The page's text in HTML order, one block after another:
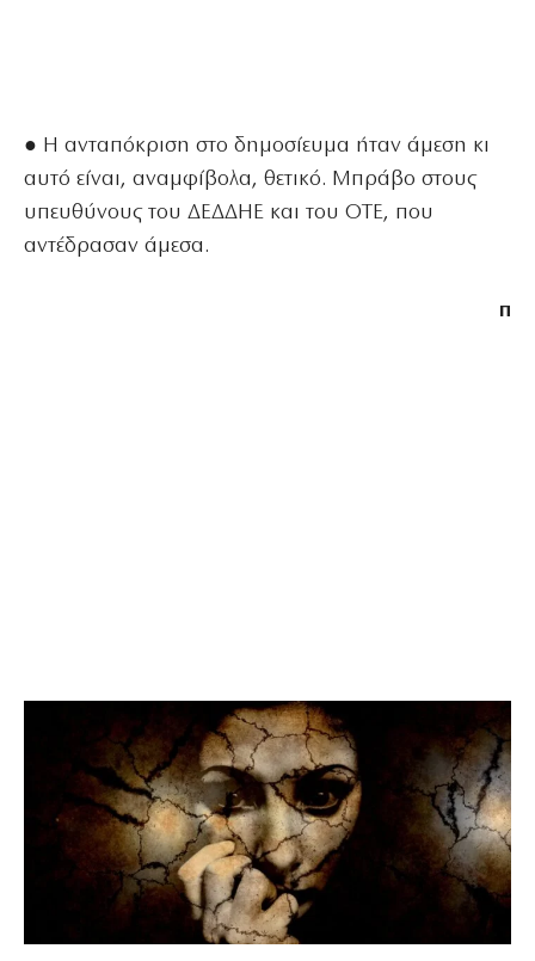
● Η ανταπόκριση στο δημοσίευμα ήταν άμεση κι
αυτό είναι, αναμφίβολα, θετικό. Μπράβο στους
υπευθύνους του ΔΕΔΔΗΕ και του ΟΤΕ, που
αντέδρασαν άμεσα.
π